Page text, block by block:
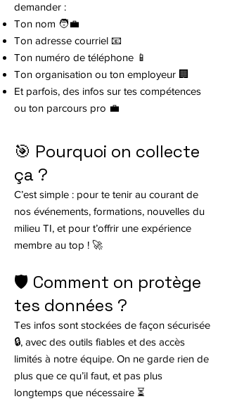
demander :
Ton nom 🧑‍💼
Ton adresse courriel 📧
Ton numéro de téléphone 📱
Ton organisation ou ton employeur 🏢
Et parfois, des infos sur tes compétences
ou ton parcours pro 💼
🎯 Pourquoi on collecte
ça ?
C’est simple : pour te tenir au courant de
nos événements, formations, nouvelles du
milieu TI, et pour t’offrir une expérience
membre au top ! 🚀
🛡️ Comment on protège
tes données ?
Tes infos sont stockées de façon sécurisée
🔒, avec des outils fiables et des accès
limités à notre équipe. On ne garde rien de
plus que ce qu’il faut, et pas plus
longtemps que nécessaire ⏳